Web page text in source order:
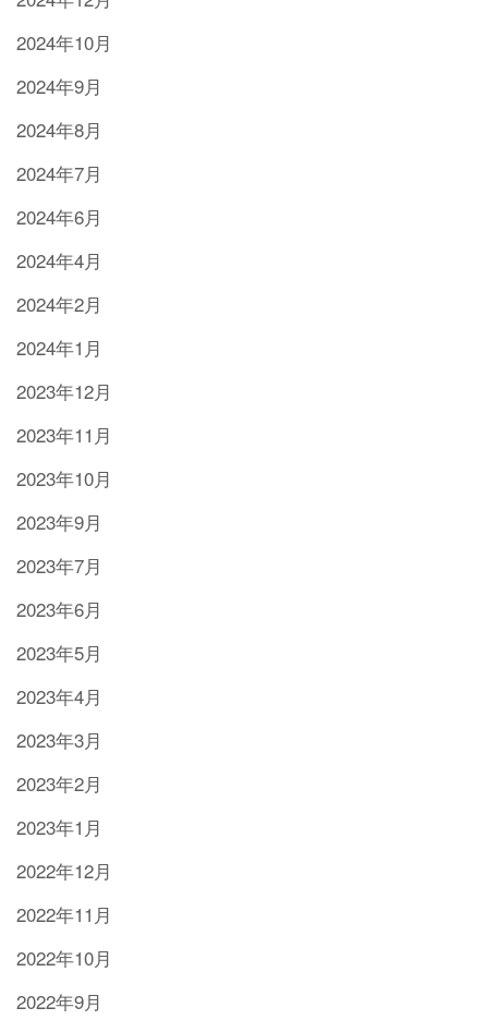
2024年10月
2024年9月
2024年8月
2024年7月
2024年6月
2024年4月
2024年2月
2024年1月
2023年12月
2023年11月
2023年10月
2023年9月
2023年7月
2023年6月
2023年5月
2023年4月
2023年3月
2023年2月
2023年1月
2022年12月
2022年11月
2022年10月
2022年9月